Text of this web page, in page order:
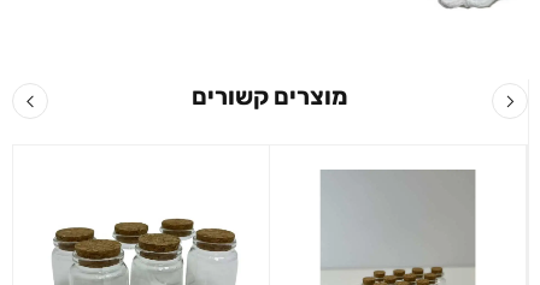
מוצרים קשורים